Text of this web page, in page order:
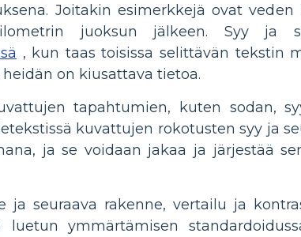
Joitakin esimerkkejä ovat
juoksun jälkeen. Syy ja
, kun taas toisissa selittävän tekstin
on kiusattava tietoa.
tapahtumien, kuten sodan,
kuvattujen rokotusten syy ja
ja se voidaan jakaa ja järjestää
ja seuraava rakenne, vertailu ja
luetun ymmärtämisen